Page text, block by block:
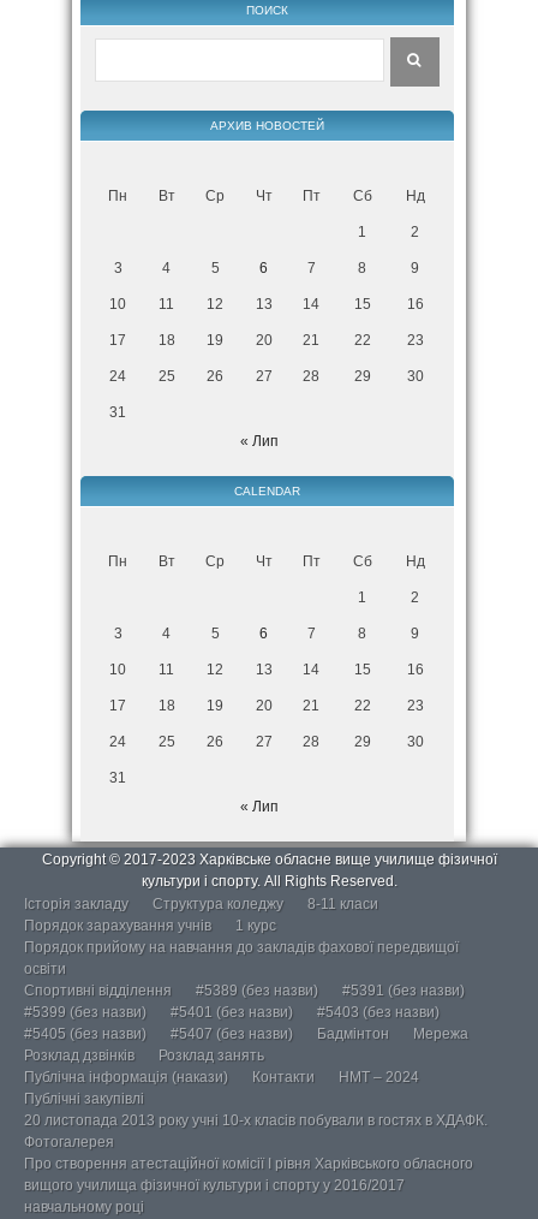
ПОИСК
АРХИВ НОВОСТЕЙ
Пн Вт Ср Чт Пт Сб Нд
1 2
3 4 5 6 7 8 9
10 11 12 13 14 15 16
17 18 19 20 21 22 23
24 25 26 27 28 29 30
31
« Лип
CALENDAR
Пн Вт Ср Чт Пт Сб Нд
1 2
3 4 5 6 7 8 9
10 11 12 13 14 15 16
17 18 19 20 21 22 23
24 25 26 27 28 29 30
31
« Лип
Copyright © 2017-2023 Харківське обласне вище училище фізичної
культури і спорту. All Rights Reserved.
Історія закладу
Структура коледжу
8-11 класи
Порядок зарахування учнів
1 курс
Порядок прийому на навчання до закладів фахової передвищої
освіти
Спортивні відділення
#5389 (без назви)
#5391 (без назви)
#5399 (без назви)
#5401 (без назви)
#5403 (без назви)
#5405 (без назви)
#5407 (без назви) Бадмінтон
Мережа
Розклад дзвінків
Розклад занять
Публічна інформація (накази)
Контакти
НМТ – 2024
Публічні закупівлі
20 листопада 2013 року учні 10-х класів побували в гостях в ХДАФК.
Фотогалерея
Про створення атестаційної комісії І рівня Харківського обласного
вищого училища фізичної культури і спорту у 2016/2017
навчальному році